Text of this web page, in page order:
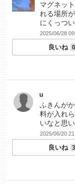
マグネッ
れる場所
にくっつ
2025/06/28
良いね 0
u
ふきんが
料が入れ
いなと思い
2025/06/20
良いね 3